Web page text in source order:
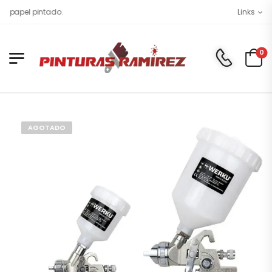
pintado. Links
0
AGOTADO